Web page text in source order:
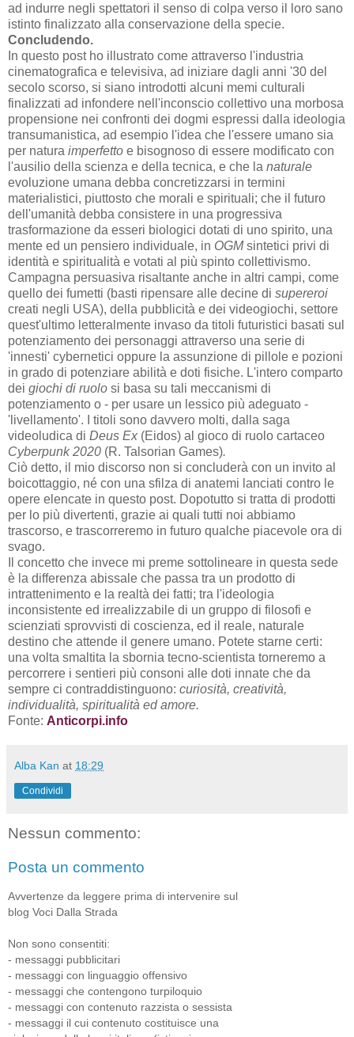
ad indurre negli spettatori il senso di colpa verso il loro sano
istinto finalizzato alla conservazione della specie.
Concludendo.
In questo post ho illustrato come attraverso l'industria
cinematografica e televisiva, ad iniziare dagli anni '30 del
secolo scorso, si siano introdotti alcuni memi culturali
finalizzati ad infondere nell'inconscio collettivo una morbosa
propensione nei confronti dei dogmi espressi dalla ideologia
transumanistica, ad esempio l'idea che l'essere umano sia
per natura imperfetto e bisognoso di essere modificato con
l'ausilio della scienza e della tecnica, e che la naturale
evoluzione umana debba concretizzarsi in termini
materialistici, piuttosto che morali e spirituali; che il futuro
dell'umanità debba consistere in una progressiva
trasformazione da esseri biologici dotati di uno spirito, una
mente ed un pensiero individuale, in OGMsintetici privi di
identità e spiritualità e votati al più spinto collettivismo.
Campagna persuasiva risaltante anche in altri campi, come
quello dei fumetti (basti ripensare alle decine di supereroi
creati negli USA), della pubblicità e dei videogiochi, settore
quest'ultimo letteralmente invaso da titoli futuristici basati sul
potenziamento dei personaggi attraverso una serie di
'innesti' cybernetici oppure la assunzione di pillole e pozioni
in grado di potenziare abilità e doti fisiche. L'intero comparto
dei giochi di ruolo si basa su tali meccanismi di
potenziamento o - per usare un lessico più adeguato -
'livellamento'. I titoli sono davvero molti, dalla saga
videoludica di Deus Ex (Eidos) al gioco di ruolo cartaceo
Cyberpunk 2020 (R. Talsorian Games).
Ciò detto, il mio discorso non si concluderà con un invito al
boicottaggio, né con una sfilza di anatemi lanciati contro le
opere elencate in questo post. Dopotutto si tratta di prodotti
per lo più divertenti, grazie ai quali tutti noi abbiamo
trascorso, e trascorreremo in futuro qualche piacevole ora di
svago.
Il concetto che invece mi preme sottolineare in questa sede
è la differenza abissale che passa tra un prodotto di
intrattenimento e la realtà dei fatti; tra l'ideologia
inconsistente ed irrealizzabile di un gruppo di filosofi e
scienziati sprovvisti di coscienza, ed il reale, naturale
destino che attende il genere umano. Potete starne certi:
una volta smaltita la sbornia tecno-scientista torneremo a
percorrere i sentieri più consoni alle doti innate che da
sempre ci contraddistinguono: curiosità, creatività,
individualità, spiritualità ed amore.
Fonte: Anticorpi.info
Alba Kan at 18:29
Condividi
Nessun commento:
Posta un commento
Avvertenze da leggere prima di intervenire sul
blog Voci Dalla Strada
Non sono consentiti:
- messaggi pubblicitari
- messaggi con linguaggio offensivo
- messaggi che contengono turpiloquio
- messaggi con contenuto razzista o sessista
- messaggi il cui contenuto costituisce una